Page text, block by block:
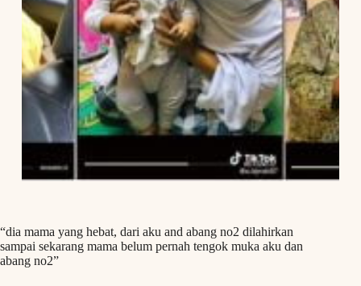
“dia mama yang hebat, dari aku and abang no2 dilahirkan
sampai sekarang mama belum pernah tengok muka aku dan
abang no2”